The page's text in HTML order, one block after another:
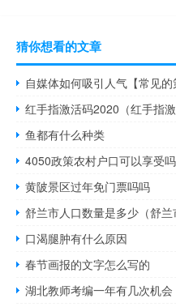
猜你想看的文章
自媒体如何吸引人气【常见的
红手指激活码2020（红手指激
鱼都有什么种类
4050政策农村户口可以享受吗
黄陂景区过年免门票吗吗
舒兰市人口数量是多少（舒兰
口渴腿肿有什么原因
春节画报的文字怎么写的
湖北教师考编一年有几次机会